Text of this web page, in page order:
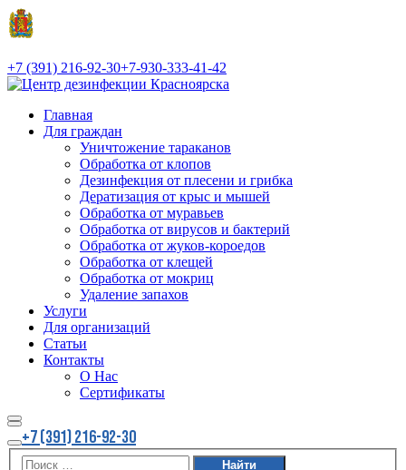
+7 (391) 216-92-30+7-930-333-41-42
Главная
Для граждан
Уничтожение тараканов
Обработка от клопов
Дезинфекция от плесени и грибка
Дератизация от крыс и мышей
Обработка от муравьев
Обработка от вирусов и бактерий
Обработка от жуков-короедов
Обработка от клещей
Обработка от мокриц
Удаление запахов
Услуги
Для организаций
Статьи
Контакты
О Нас
Сертификаты
Найти
Больше
информации
Главное
меню
+7 (391) 216-92-30